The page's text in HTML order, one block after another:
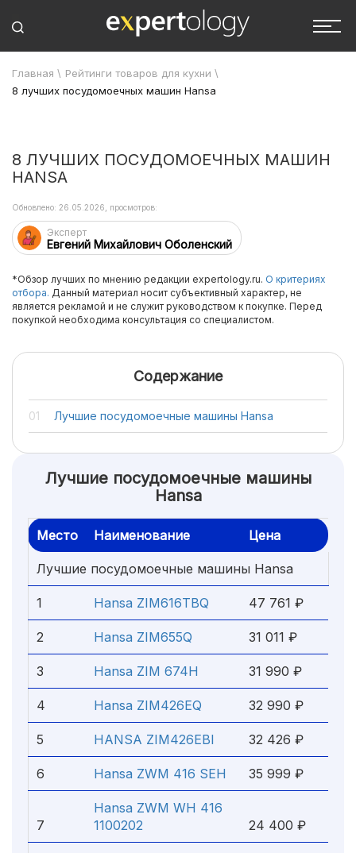
Главная \ Рейтинги товаров для кухни \
8 лучших посудомоечных машин Hansa
8 ЛУЧШИХ ПОСУДОМОЕЧНЫХ МАШИН
HANSA
Эксперт
Евгений Михайлович Оболенский
Обновлено: 26.05.2026, просмотров:
*Обзор лучших по мнению редакции expertology.ru. О критериях
отбора. Данный материал носит субъективный характер, не
является рекламой и не служит руководством к покупке. Перед
покупкой необходима консультация со специалистом.
Содержание
Лучшие посудомоечные машины Hansa
Лучшие посудомоечные машины
Hansa
Место Наименование Цена
Лучшие посудомоечные машины Hansa
1 Hansa ZIM616TBQ 47 761 ₽
2 Hansa ZIM655Q 31 011 ₽
3 Hansa ZIM 674H 31 990 ₽
4 Hansa ZIM426EQ 32 990 ₽
5 HANSA ZIM426EBI 32 426 ₽
6 Hansa ZWM 416 SEH 35 999 ₽
7
Hansa ZWM WH 416
1100202
24 400 ₽